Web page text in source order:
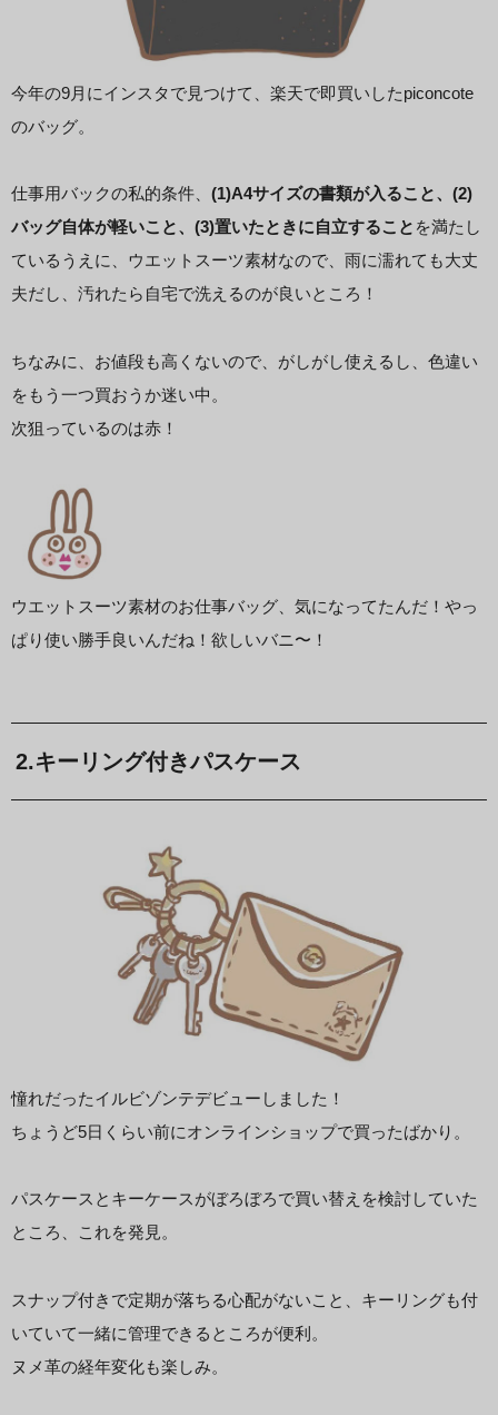
今年の9月にインスタで見つけて、楽天で即買いしたpiconcote
のバッグ。
仕事用バックの私的条件、 (1)A4サイズの書類が入ること、(2)
バッグ自体が軽いこと、(3)置いたときに自立すること を満たし
ているうえに、ウエットスーツ素材なので、雨に濡れても大丈
夫だし、汚れたら自宅で洗えるのが良いところ！
ちなみに、お値段も高くないので、がしがし使えるし、色違い
をもう一つ買おうか迷い中。
次狙っているのは赤！
ウエットスーツ素材のお仕事バッグ、気になってたんだ！やっ
ぱり使い勝手良いんだね！欲しいバニ〜！
2.キーリング付きパスケース
憧れだったイルビゾンテデビューしました！
ちょうど5日くらい前にオンラインショップで買ったばかり。
パスケースとキーケースがぼろぼろで買い替えを検討していた
ところ、これを発見。
スナップ付きで定期が落ちる心配がないこと、キーリングも付
いていて一緒に管理できるところが便利。
ヌメ革の経年変化も楽しみ。